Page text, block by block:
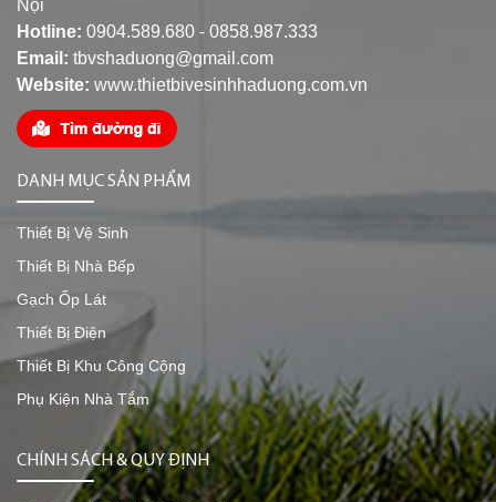
Nội
Hotline: 0904.589.680 - 0858.987.333
Email: tbvshaduong@gmail.com
Website: www.thietbivesinhhaduong.com.vn
DANH MỤC SẢN PHẨM
Thiết Bị Vệ Sinh
Thiết Bị Nhà Bếp
Gạch Ốp Lát
Thiết Bị Điện
Thiết Bị Khu Công Cộng
Phụ Kiện Nhà Tắm
CHÍNH SÁCH & QUY ĐỊNH